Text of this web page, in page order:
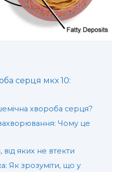
серця мкх 10:
хвороба серця?
Чому це
яких не втекти
Як зрозуміти, що у